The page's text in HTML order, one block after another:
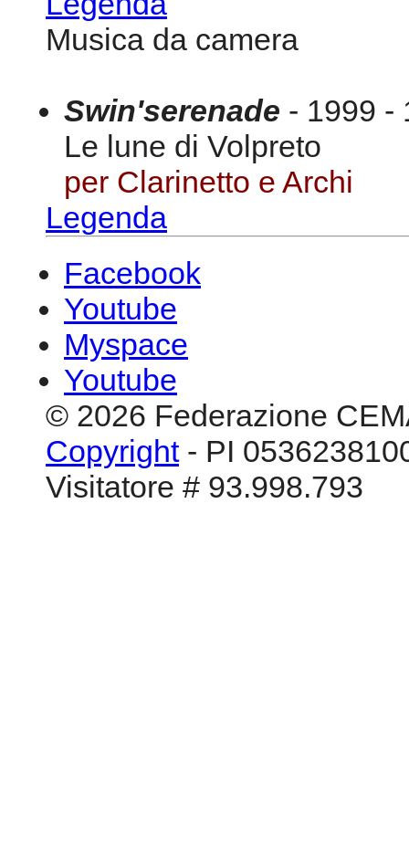
Musica da camera
Swin'serenade - 1999 -
Le lune di Volpreto
per Clarinetto e Archi
Legenda
Facebook
Youtube
Myspace
Youtube
© 2026 Federazione
Copyright- PI
Visitatore # 93.998.793